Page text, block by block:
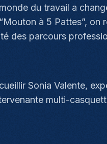
du travail a
à 5 Pattes”, on
des parcours
Sonia Valente,
multi-